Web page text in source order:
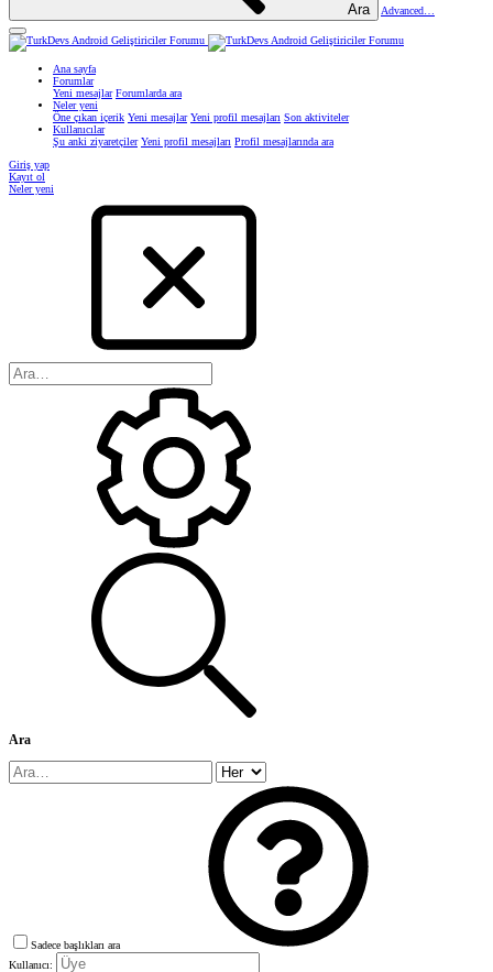
Ara Advanced…
Ana sayfa
Forumlar
Yeni mesajlar Forumlarda ara
Neler yeni
Öne çıkan içerik Yeni mesajlar Yeni profil mesajları Son aktiviteler
Kullanıcılar
Şu anki ziyaretçiler Yeni profil mesajları Profil mesajlarında ara
Giriş yap
Kayıt ol
Neler yeni
Ara
Sadece başlıkları ara
Kullanıcı: